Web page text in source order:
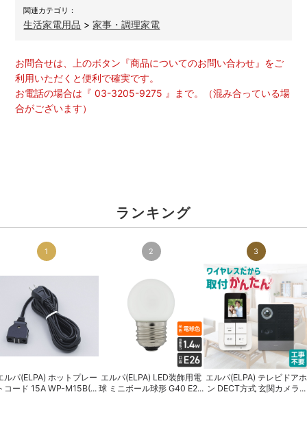
関連カテゴリ：
生活家電用品 >家事・調理家電
お問合せは、上のボタン『商品についてのお問い合わせ』をご
利用いただくと便利で確実です。
お電話の場合は『 03-3205-9275 』まで。（混み合っている場
合がございます）
ランキング
1
ルパ(ELPA) ホットプレー
コード 15A WP-M15B(...
2
エルパ(ELPA) LED装飾用電
球 ミニボール球形 G40 E2...
3
エルパ(ELPA) テレビドアホ
ン DECT方式 玄関カメラ...